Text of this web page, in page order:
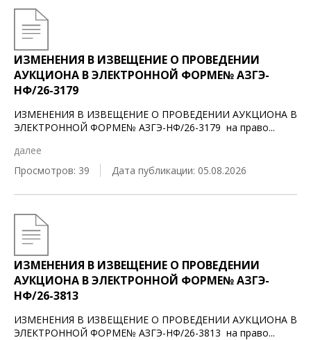
ИЗМЕНЕНИЯ В ИЗВЕЩЕНИЕ О ПРОВЕДЕНИИ
АУКЦИОНА В ЭЛЕКТРОННОЙ ФОРМЕ№ АЗГЭ-
НФ/26-3179
ИЗМЕНЕНИЯ В ИЗВЕЩЕНИЕ О ПРОВЕДЕНИИ АУКЦИОНА В
ЭЛЕКТРОННОЙ ФОРМЕ№ АЗГЭ-НФ/26-3179 на право...
далее
Просмотров: 39
Дата публикации: 05.08.2026
ИЗМЕНЕНИЯ В ИЗВЕЩЕНИЕ О ПРОВЕДЕНИИ
АУКЦИОНА В ЭЛЕКТРОННОЙ ФОРМЕ№ АЗГЭ-
НФ/26-3813
ИЗМЕНЕНИЯ В ИЗВЕЩЕНИЕ О ПРОВЕДЕНИИ АУКЦИОНА В
ЭЛЕКТРОННОЙ ФОРМЕ№ АЗГЭ-НФ/26-3813 на право...